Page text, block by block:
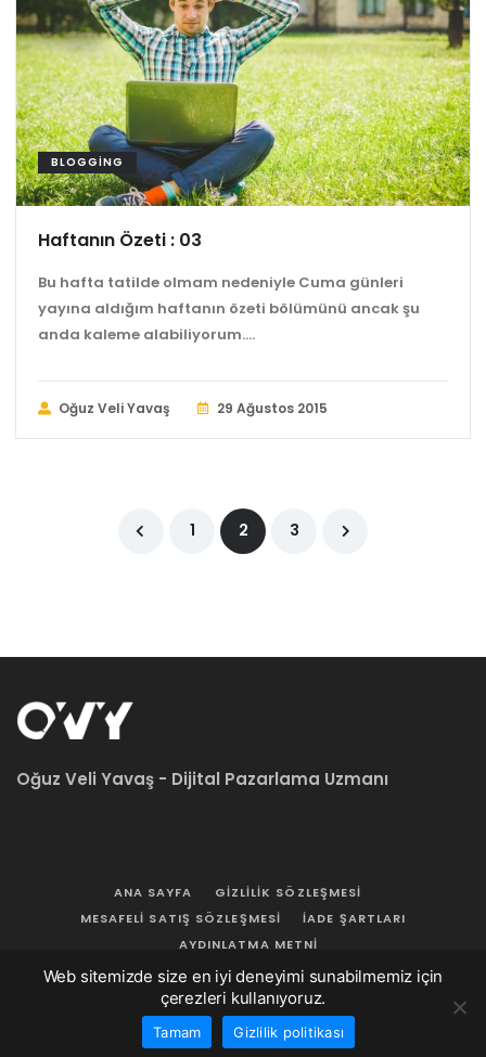
BLOGGING
Haftanın Özeti : 03
Bu hafta tatilde olmam nedeniyle Cuma günleri
yayına aldığım haftanın özeti bölümünü ancak şu
anda kaleme alabiliyorum....
Oğuz Veli Yavaş 29 Ağustos 2015
1 2 3
Oğuz Veli Yavaş - Dijital Pazarlama Uzmanı
ANA SAYFA
GIZLILIK SÖZLEŞMESI
MESAFELI SATIŞ SÖZLEŞMESI
İADE ŞARTLARI
AYDINLATMA METNI
© 2026Oğuz Veli Yavaş. Her Hakkı Saklıdır.
Web sitemizde size en iyi deneyimi sunabilmemiz için
çerezleri kullanıyoruz.
Tamam Gizlilik politikası